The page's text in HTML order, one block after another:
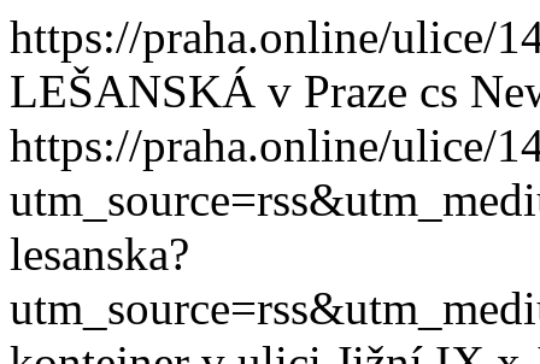
https://praha.online/ulice/
LEŠANSKÁ v Praze cs
https://praha.online/ulice/
lesanska?